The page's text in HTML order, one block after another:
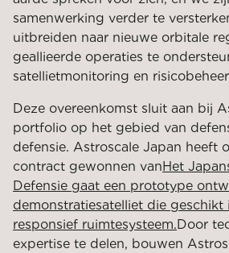
samenwerking verder te
uitbreiden naar nieuwe orbitale
geallieerde operaties te
satellietmonitoring en
Deze overeenkomst sluit aan bij
portfolio op het gebied van
defensie. Astroscale Japan heeft
contract gewonnen vanHet
Defensie gaat een prototype
demonstratiesatelliet die geschikt
responsief ruimtesysteem.Door
expertise te delen, bouwen